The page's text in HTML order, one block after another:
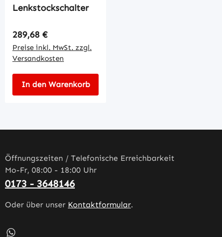
Lenkstockschalter
Regulärer Preis:
289,68 €
Preise inkl. MwSt. zzgl.
Versandkosten
In den Warenkorb
Öffnungszeiten / Telefonische Erreichbarkeit
Mo-Fr, 08:00 - 18:00 Uhr
0173 - 3648146
Oder über unser Kontaktformular.
Schreib uns auf WhatsApp – öffnet in neuem Tab